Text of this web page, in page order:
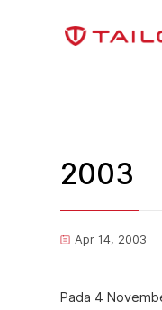
2003
Apr 14, 2003
Pada 4